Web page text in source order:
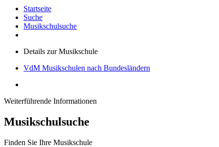
Startseite
Suche
Musikschulsuche
Details zur Musikschule
VdM Musikschulen nach Bundesländern
Weiterführende Informationen
Musikschulsuche
Finden Sie Ihre Musikschule